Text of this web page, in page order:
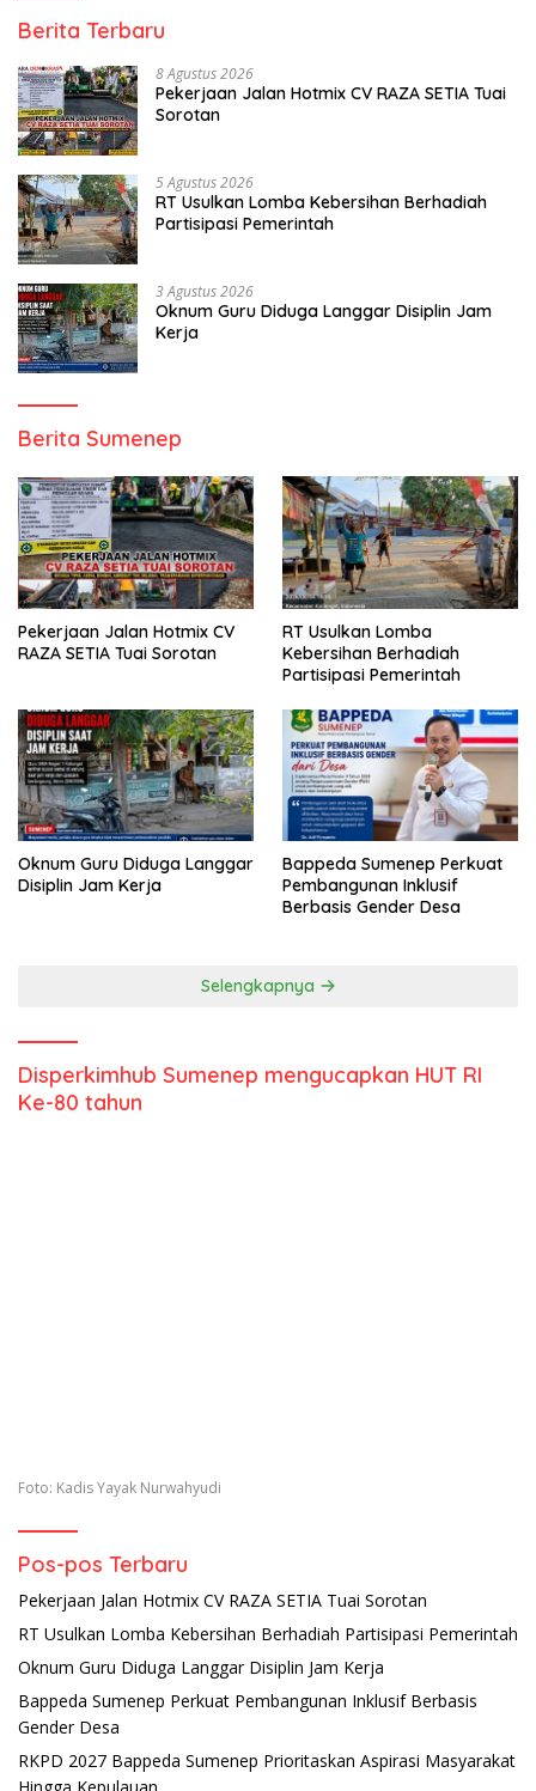
Berita Terbaru
8 Agustus 2026
Pekerjaan Jalan Hotmix CV RAZA SETIA Tuai
Sorotan
5 Agustus 2026
RT Usulkan Lomba Kebersihan Berhadiah
Partisipasi Pemerintah
3 Agustus 2026
Oknum Guru Diduga Langgar Disiplin Jam
Kerja
Berita Sumenep
Pekerjaan Jalan Hotmix CV
RAZA SETIA Tuai Sorotan
RT Usulkan Lomba
Kebersihan Berhadiah
Partisipasi Pemerintah
Oknum Guru Diduga Langgar
Disiplin Jam Kerja
Bappeda Sumenep Perkuat
Pembangunan Inklusif
Berbasis Gender Desa
Selengkapnya
Disperkimhub Sumenep mengucapkan HUT RI
Ke-80 tahun
Foto: Kadis Yayak Nurwahyudi
Pos-pos Terbaru
Pekerjaan Jalan Hotmix CV RAZA SETIA Tuai Sorotan
RT Usulkan Lomba Kebersihan Berhadiah Partisipasi Pemerintah
Oknum Guru Diduga Langgar Disiplin Jam Kerja
Bappeda Sumenep Perkuat Pembangunan Inklusif Berbasis
Gender Desa
RKPD 2027 Bappeda Sumenep Prioritaskan Aspirasi Masyarakat
Hingga Kepulauan